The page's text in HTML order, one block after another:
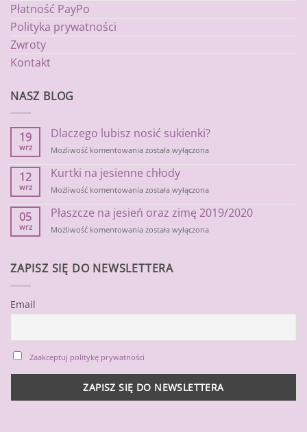
Płatność PayPo
Polityka prywatności
Zwroty
Kontakt
NASZ BLOG
19
wrz
Dlaczego lubisz nosić sukienki?
Możliwość komentowania Dlaczego
nosić
została wyłączona
12
wrz
Kurtki na jesienne chłody
Możliwość komentowania Kurtki
jesienne
została wyłączona
05
wrz
Płaszcze na jesień oraz zimę 2019/2020
Możliwość komentowania Płaszcze
oraz
zimę
została wyłączona
ZAPISZ SIĘ DO NEWSLETTERA
Email
Zaakceptuj politykę prywatności